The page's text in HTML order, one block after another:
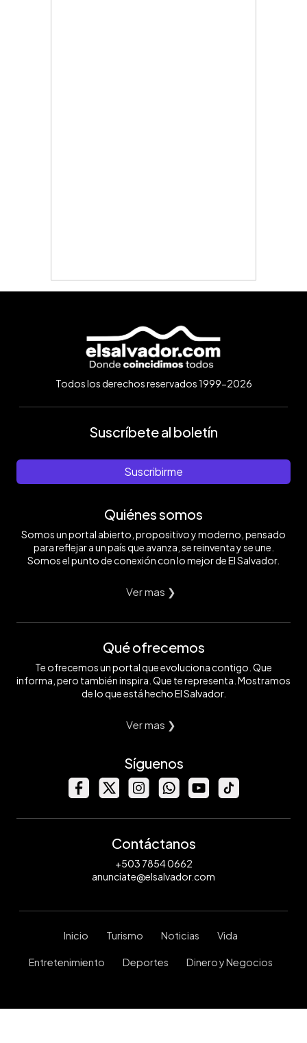
Todos los derechos reservados 1999-2026
Suscríbete al boletín
Suscribirme
Quiénes somos
Somos un portal abierto, propositivo y moderno, pensado
para reflejar a un país que avanza, se reinventa y se une.
Somos el punto de conexión con lo mejor de El Salvador.
Ver mas ❯
Qué ofrecemos
Te ofrecemos un portal que evoluciona contigo. Que
informa, pero también inspira. Que te representa. Mostramos
de lo que está hecho El Salvador.
Ver mas ❯
Síguenos
Contáctanos
+503 7854 0662
anunciate@elsalvador.com
Inicio Turismo Noticias Vida
Entretenimiento Deportes Dinero y Negocios